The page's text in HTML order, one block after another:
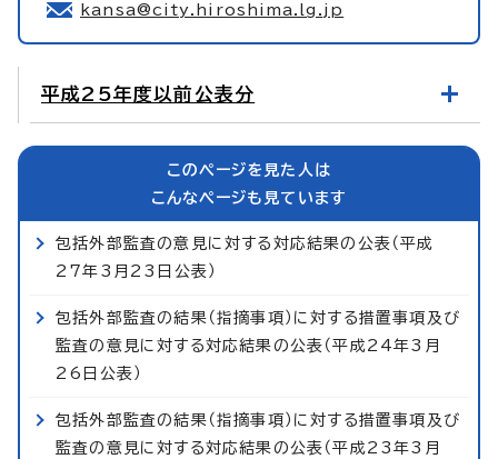
kansa@city.hiroshima.lg.jp
平成25年度以前公表分
このページを見た人は
こんなページも見ています
包括外部監査の意見に対する対応結果の公表（平成
27年3月23日公表）
包括外部監査の結果（指摘事項）に対する措置事項及び
監査の意見に対する対応結果の公表（平成24年3月
26日公表）
包括外部監査の結果（指摘事項）に対する措置事項及び
監査の意見に対する対応結果の公表（平成23年3月